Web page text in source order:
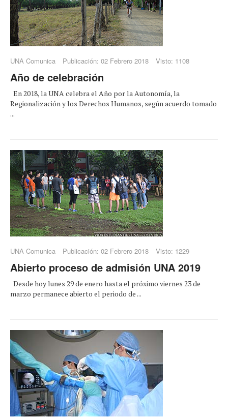
UNA Comunica Publicación: 02 Febrero 2018 Visto: 1108
Año de celebración
En 2018, la UNA celebra el Año por la Autonomía, la
Regionalización y los Derechos Humanos, según acuerdo tomado
...
UNA Comunica Publicación: 02 Febrero 2018 Visto: 1229
Abierto proceso de admisión UNA 2019
Desde hoy lunes 29 de enero hasta el próximo viernes 23 de
marzo permanece abierto el periodo de ...